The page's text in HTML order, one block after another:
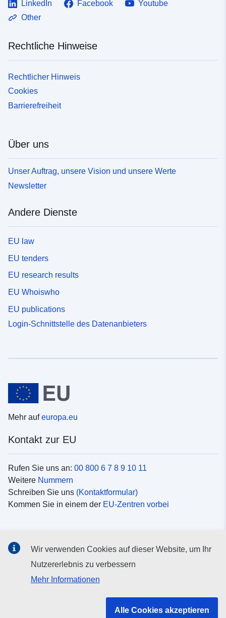
LinkedIn Facebook
Youtube
Other
Rechtliche Hinweise
Rechtlicher Hinweis
Cookies
Barrierefreiheit
Über uns
Unser Auftrag, unsere Vision und unsere Werte
Newsletter
Andere Dienste
EU law
EU tenders
EU research results
EU Whoiswho
EU publications
Login-Schnittstelle des Datenanbieters
Mehr aufeuropa.eu
Kontakt zur EU
Rufen Sie uns an: 00 800 6 7 8 9 10 11
Weitere Nummern
Schreiben Sie uns (Kontaktformular)
Kommen Sie in einem der EU-Zentren vorbei
Suche nach EUSocial-Media-Kanäle
Organe und Einrichtungen der EU
Wir verwenden Cookies auf dieser Website, um Ihr
Nutzererlebnis zu verbessern
Mehr Informationen
Alle Cookies akzeptieren